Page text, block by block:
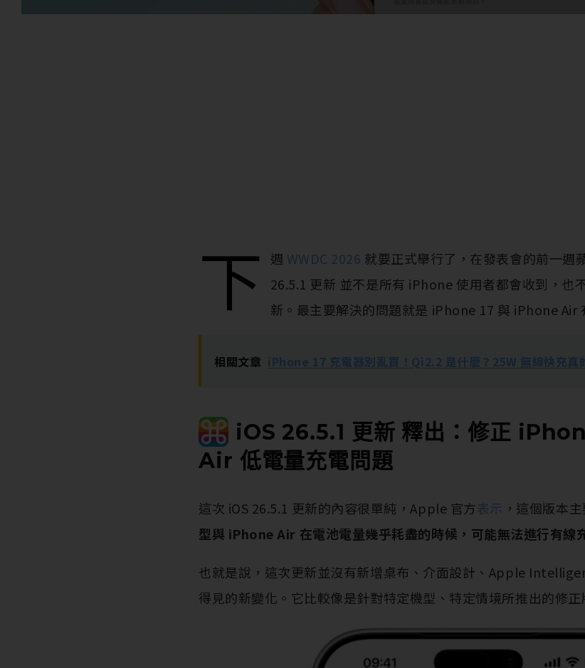
下 週 WWDC 2026 就要正式舉行了，在發表會的前一週
26.5.1 更新 並不是所有 iPhone 使用者都會收到，也
新。最主要解決的問題就是 iPhone 17 與 iPhone Air
相關文章 iPhone 17 充電器別亂買！Qi2.2 是什麼？25W 無線快充真
iOS 26.5.1 更新 釋出：修正
Air 低電量充電問題
這次 iOS 26.5.1 更新的內容很單純，Apple 官方表示 ，這個版本
型與 iPhone Air 在電池電量幾乎耗盡的時候，可能無法進行有線
也就是說，這次更新並沒有新增桌布、介面設計、Apple
得見的新變化。它比較像是針對特定機型、特定情境所推出的修正